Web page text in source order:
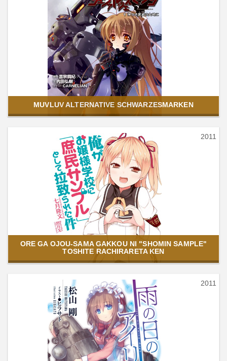
MUVLUV ALTERNATIVE SCHWARZESMARKEN
2011
ORE GA OJOU-SAMA GAKKOU NI "SHOMIN SAMPLE"
TOSHITE RACHIRARETA KEN
2011